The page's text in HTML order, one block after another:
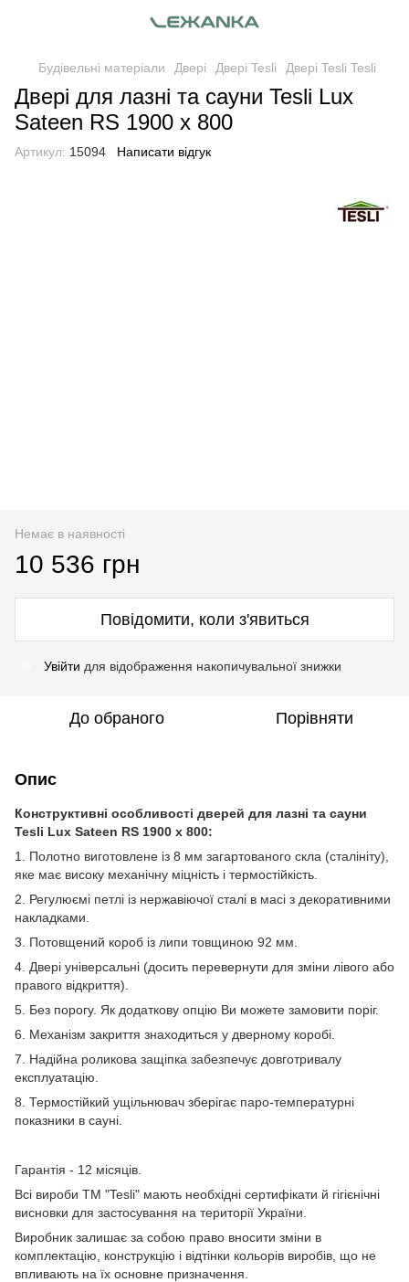
Будівельні матеріали Двері Двері Tesli Двері Tesli Tesli
Двері для лазні та сауни Tesli Lux
Sateen RS 1900 x 800
Артикул: 15094 Написати відгук
Немає в наявності
10 536 грн
Повідомити, коли з'явиться
Увійти для відображення накопичувальної знижки
До обраного Порівняти
Опис
Конструктивні особливості дверей для лазні та сауни
Tesli Lux Sateen RS 1900 x 800:
1. Полотно виготовлене із 8 мм загартованого скла (сталініту),
яке має високу механічну міцність і термостійкість.
2. Регулюємі петлі із нержавіючої сталі в масі з декоративними
накладками.
3. Потовщений короб із липи товщиною 92 мм.
4. Двері універсальні (досить перевернути для зміни лівого або
правого відкриття).
5. Без порогу. Як додаткову опцію Ви можете замовити поріг.
6. Механізм закриття знаходиться у дверному коробі.
7. Надійна роликова защіпка забезпечує довготривалу
експлуатацію.
8. Термостійкий ущільнювач зберігає паро-температурні
показники в сауні.
Гарантія - 12 місяців.
Всі вироби ТМ "Tesli" мають необхідні сертифікати й гігієнічні
висновки для застосування на території України.
Виробник залишає за собою право вносити зміни в
комплектацію, конструкцію і відтінки кольорів виробів, що не
впливають на їх основне призначення.